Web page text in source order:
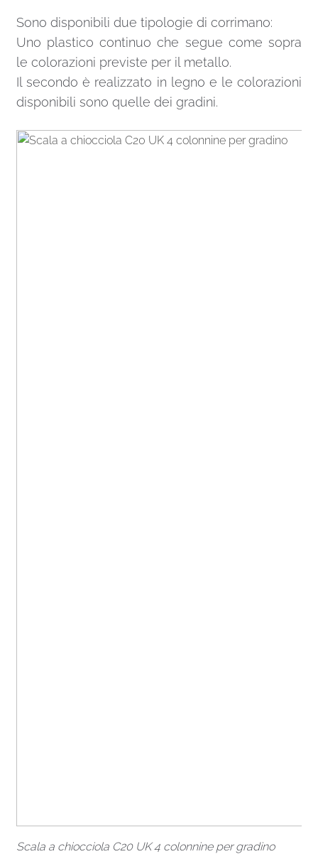
Sono disponibili due tipologie di corrimano:
Uno plastico continuo che segue come sopra
le colorazioni previste per il metallo.
Il secondo è realizzato in legno e le colorazioni
disponibili sono quelle dei gradini.
Scala a chiocciola C20 UK 4 colonnine per gradino